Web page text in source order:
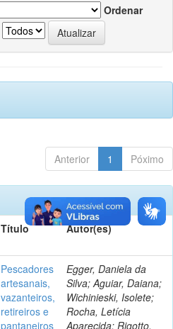
Ordenar
Anterior 1 Póximo
Título Autor(es)
Pescadores
artesanais,
vazanteiros,
retireiros e
pantaneiros
Egger, Daniela da
Silva; Aguiar, Daiana;
Wichinieski, Isolete;
Rocha, Letícia
Aparecida; Rigotto,